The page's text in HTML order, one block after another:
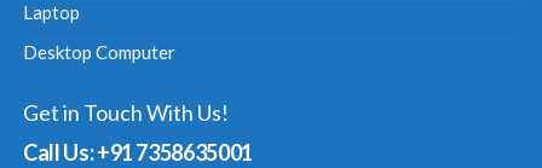
Laptop
Desktop Computer
Get in Touch With Us!
Call Us: +91 7358635001